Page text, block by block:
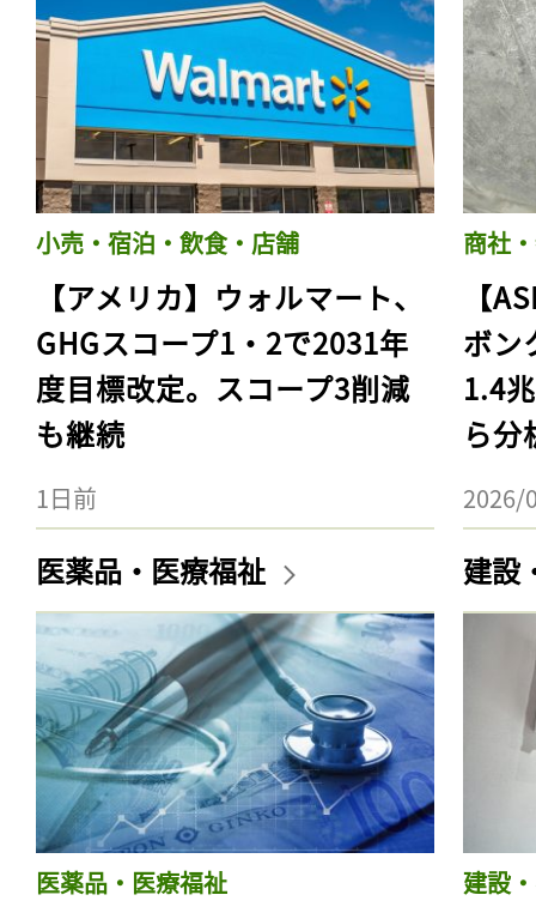
小売・宿泊・飲食・店舗
【アメリカ】ウォルマート、
GHGスコープ1・2で2031年
度目標改定。スコープ3削減
も継続
1日前
商社
【
ボン
1.4
ら分
2026/
医薬品・医療福祉
医薬品・医療福祉
建設
建設